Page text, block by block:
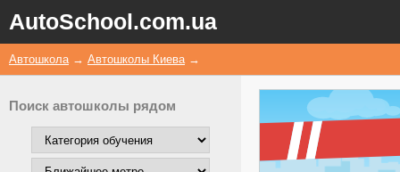
AutoSchool.com.ua
Автошкола → Автошколы Киева →
Поиск автошколы рядом